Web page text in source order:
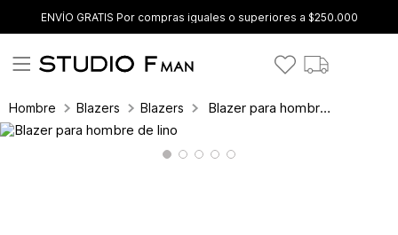
ENVÍO GRATIS Por compras iguales o superiores a $250.000
Hombre Blazers Blazers Blazer para hombre de lino